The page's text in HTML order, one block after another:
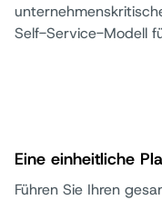
Self-Service-Modell
Eine einheitliche
Führen Sie Ihren